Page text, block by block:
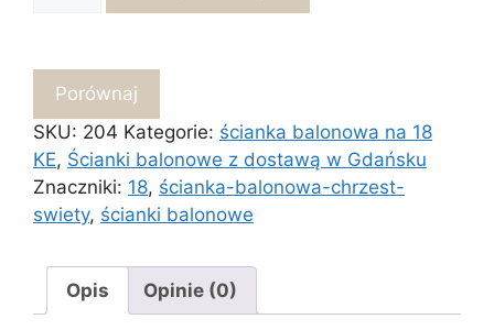
elegant
Porównaj
SKU: 204 Kategorie: ścianka balonowa na 18
KE, Ścianki balonowe z dostawą w Gdańsku
Znaczniki: 18, ścianka-balonowa-chrzest-
swiety, ścianki balonowe
Opis Opinie (0)